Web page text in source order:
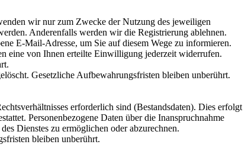
wir nur zum Zwecke der Nutzung des jeweiligen
Anderenfalls werden wir die Registrierung ablehnen.
E-Mail-Adresse, um Sie auf diesem Wege zu informieren.
eine von Ihnen erteilte Einwilligung jederzeit widerrufen.
Gesetzliche Aufbewahrungsfristen bleiben unberührt.
erforderlich sind (Bestandsdaten). Dies erfolgt
Personenbezogene Daten über die Inanspruchnahme
Dienstes zu ermöglichen oder abzurechnen.
bleiben unberührt.